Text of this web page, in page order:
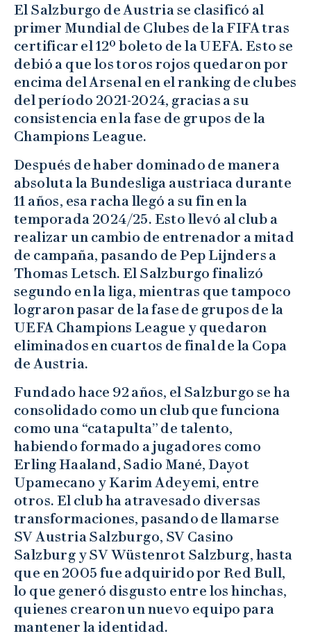
El Salzburgo de Austria se clasificó al
primer Mundial de Clubes de la FIFA tras
certificar el 12º boleto de la UEFA. Esto se
debió a que los toros rojos quedaron por
encima del Arsenal en el ranking de clubes
del período 2021-2024, gracias a su
consistencia en la fase de grupos de la
Champions League.
Después de haber dominado de manera
absoluta la Bundesliga austriaca durante
11 años, esa racha llegó a su fin en la
temporada 2024/25. Esto llevó al club a
realizar un cambio de entrenador a mitad
de campaña, pasando de Pep Lijnders a
Thomas Letsch. El Salzburgo finalizó
segundo en la liga, mientras que tampoco
lograron pasar de la fase de grupos de la
UEFA Champions League y quedaron
eliminados en cuartos de final de la Copa
de Austria.
Fundado hace 92 años, el Salzburgo se ha
consolidado como un club que funciona
como una “catapulta” de talento,
habiendo formado a jugadores como
Erling Haaland, Sadio Mané, Dayot
Upamecano y Karim Adeyemi, entre
otros. El club ha atravesado diversas
transformaciones, pasando de llamarse
SV Austria Salzburgo, SV Casino
Salzburg y SV Wüstenrot Salzburg, hasta
que en 2005 fue adquirido por Red Bull,
lo que generó disgusto entre los hinchas,
quienes crearon un nuevo equipo para
mantener la identidad.